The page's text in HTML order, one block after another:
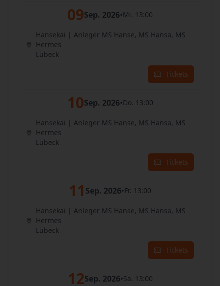
09Sep. 2026•Mi. 13:00
Hansekai | Anleger MS Hanse, MS Hansa, MS
Hermes
Lübeck
Tickets
10Sep. 2026•Do. 13:00
Hansekai | Anleger MS Hanse, MS Hansa, MS
Hermes
Lübeck
Tickets
11 Sep. 2026•Fr. 13:00
Hansekai | Anleger MS Hanse, MS Hansa, MS
Hermes
Lübeck
Tickets
12Sep. 2026•Sa. 13:00